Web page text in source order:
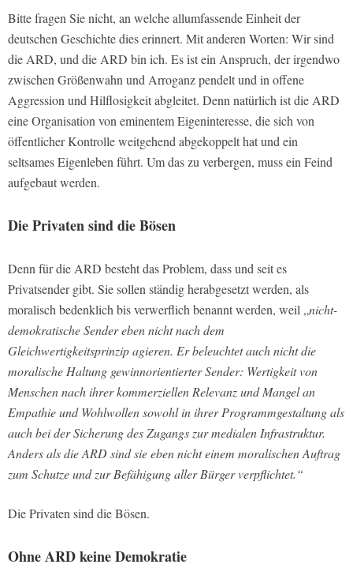
Bitte fragen Sie nicht, an welche allumfassende Einheit der
deutschen Geschichte dies erinnert. Mit anderen Worten: Wir sind
die ARD, und die ARD bin ich. Es ist ein Anspruch, der irgendwo
zwischen Größenwahn und Arroganz pendelt und in offene
Aggression und Hilflosigkeit abgleitet. Denn natürlich ist die ARD
eine Organisation von eminentem Eigeninteresse, die sich von
öffentlicher Kontrolle weitgehend abgekoppelt hat und ein
seltsames Eigenleben führt. Um das zu verbergen, muss ein Feind
aufgebaut werden.
Die Privaten sind die Bösen
Denn für die ARD besteht das Problem, dass und seit es
Privatsender gibt. Sie sollen ständig herabgesetzt werden, als
moralisch bedenklich bis verwerflich benannt werden, weil „nicht-
demokratische Sender eben nicht nach dem
Gleichwertigkeitsprinzip agieren. Er beleuchtet auch nicht die
moralische Haltung gewinnorientierter Sender: Wertigkeit von
Menschen nach ihrer kommerziellen Relevanz und Mangel an
Empathie und Wohlwollen sowohl in ihrer Programmgestaltung als
auch bei der Sicherung des Zugangs zur medialen Infrastruktur.
Anders als die ARD sind sie eben nicht einem moralischen Auftrag
zum Schutze und zur Befähigung aller Bürger verpflichtet.“
Die Privaten sind die Bösen.
Ohne ARD keine Demokratie